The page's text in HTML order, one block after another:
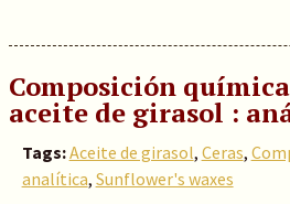
Composición
aceite de girasol :
Tags:Aceite de girasol, Ceras,
analítica, Sunflower's waxes